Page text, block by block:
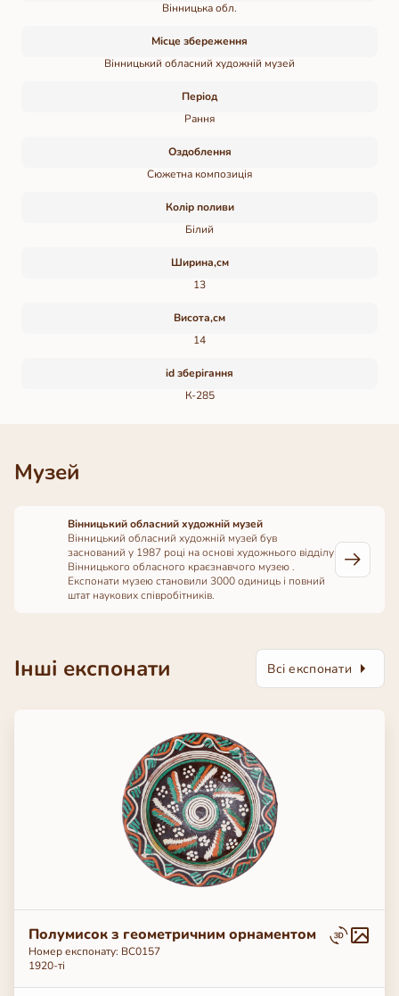
Вінницька обл.
Місце збереження
Вінницький обласний художній музей
Період
Рання
Оздоблення
Сюжетна композиція
Колір поливи
Білий
Ширина,см
13
Висота,см
14
id зберігання
К-285
Музей
Вінницький обласний художній музей
Вінницький обласний художній музей був
заснований у 1987 році на основі художнього відділу
Вінницького обласного краєзнавчого музею .
Експонати музею становили 3000 одиниць і повний
штат наукових співробітників.
Інші експонати Всі експонати
Полумисок з геометричним орнаментом
Номер експонату: ВС0157
1920-ті